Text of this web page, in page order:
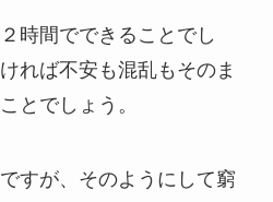
時間でできることでし
れば不安も混乱もそのま
とでしょう。
すが、そのようにして窮